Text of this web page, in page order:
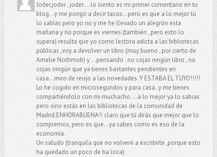
Joder,joder , joder....lo siento es mi primer comentario en tu
blog...y me pongo a decir tacos...pero es que a lo mejor tú
lo sabías pero yo no y me he llevado un alegrón esta
mañana y no porque es viernes (también , pero esto lo
supera) resulta que yo como lectora adicta a las bibliotecas
públicas ,voy a devolver un libro (muy bueno , por cierto de
Amelie Nothmob) y ...pensando : no cojas ningún libro , no
cojas ningún que ya tienes bastantes pendientes en
casa...miro de reojo a las novedades. Y ESTABA EL TUYO!!!!!
Lo he cogido en microsegundos y para casa..y me tienes
compartiéndolo con mi muchacho....a lo mejor ya lo sabias
pero sino estás en las bibliotecas de la comunidad de
Madrid.ENHORABUENA!! claro que tú dirás que mejor que lo
compremos, pero es que...ya sabes como es eso de la
economía.
Un saludo (tranquila que no volveré a escribirte ,porque esto
ha quedado un poco de tia loca)